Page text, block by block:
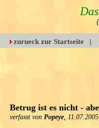
zurueck zur Startseite |
Betrug ist es nicht -
verfasst von Popeye,